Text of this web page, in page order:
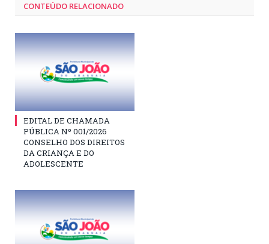
CONTEÚDO RELACIONADO
EDITAL DE CHAMADA
PÚBLICA Nº 001/2026
CONSELHO DOS DIREITOS
DA CRIANÇA E DO
ADOLESCENTE